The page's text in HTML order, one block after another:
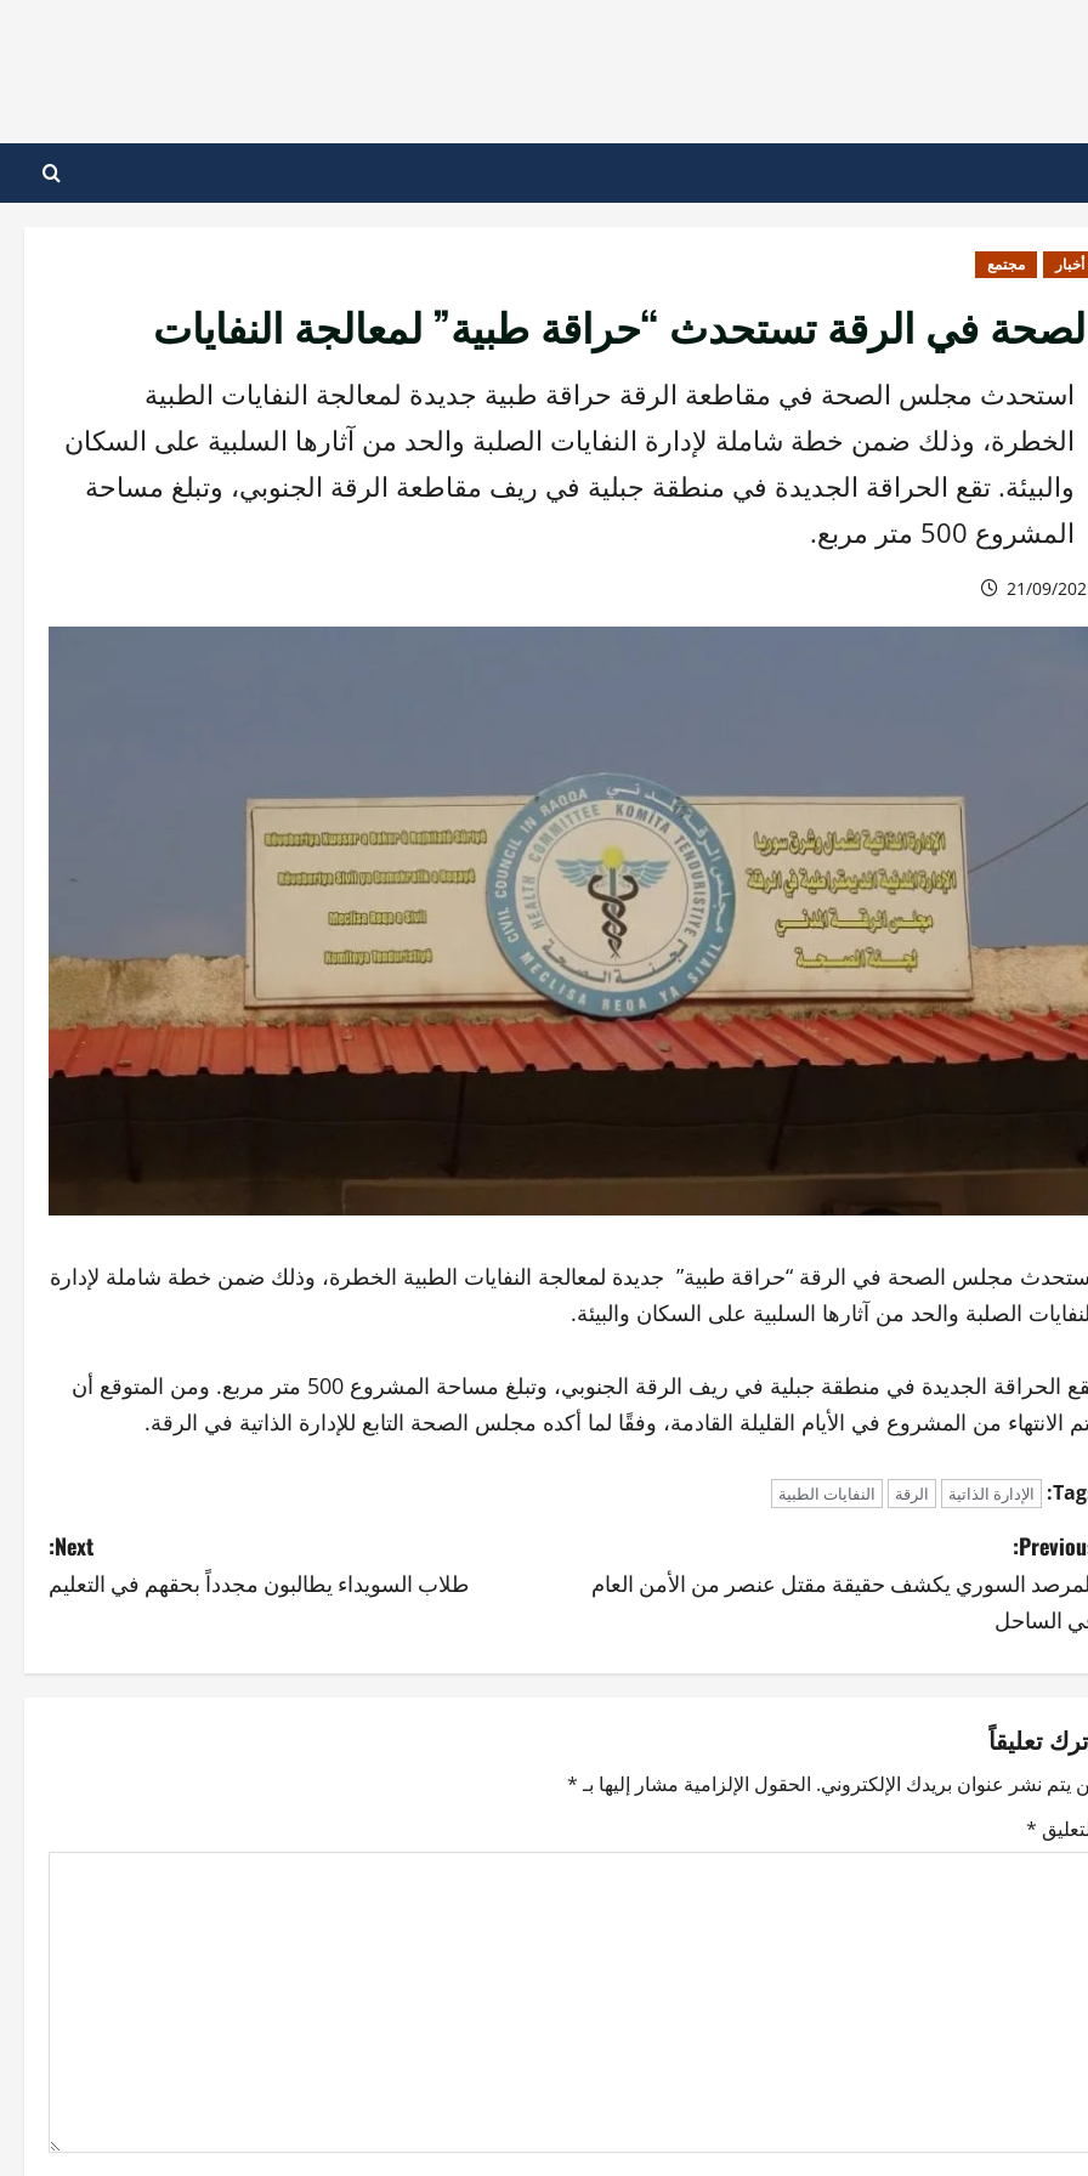
أخبار مجتمع
في الرقة تستحدث “حراقة طبية” لمعالجة النفايات
استحدث مجلس الصحة في مقاطعة الرقة حراقة طبية جديدة لمعالجة النفايات الطبية
الخطرة، وذلك ضمن خطة شاملة لإدارة النفايات الصلبة والحد من آثارها السلبية على السكان
والبيئة. تقع الحراقة الجديدة في منطقة جبلية في ريف مقاطعة الرقة الجنوبي، وتبلغ مساحة
المشروع 500 متر مربع.
21/09/
مجلس الصحة في الرقة “حراقة طبية” جديدة لمعالجة النفايات الطبية الخطرة، وذلك ضمن خطة شاملة لإدارة
الصلبة والحد من آثارها السلبية على السكان والبيئة.
تقع الحراقة الجديدة في منطقة جبلية في ريف الرقة الجنوبي، وتبلغ مساحة المشروع 500 متر مربع. ومن المتوقع أن
الانتهاء من المشروع في الأيام القليلة القادمة، وفقًا لما أكده مجلس الصحة التابع للإدارة الذاتية في الرقة.
الإدارة الذاتية الرقة النفايات الطبية
السوري يكشف حقيقة مقتل عنصر من الأمن العام
الساحل
Next:
طلاب السويداء يطالبون مجدداً بحقهم في التعليم
تعليقاً
يتم نشر عنوان بريدك الإلكتروني. الحقول الإلزامية مشار إليها بـ*
*